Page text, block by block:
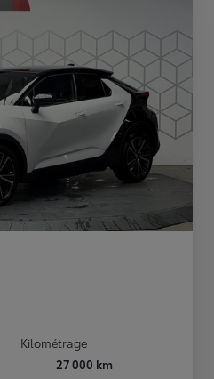
Kilométrage
27 000 km